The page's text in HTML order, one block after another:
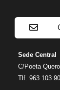
Sede Central
C/Poeta
Tlf. 963 103